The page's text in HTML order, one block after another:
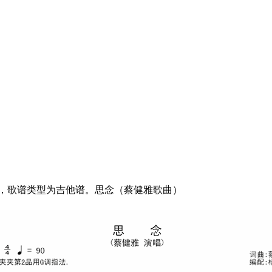
谱类型为吉他谱。思念（蔡健雅歌曲）